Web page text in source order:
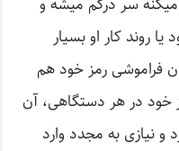
روند کار او بسیار
فراموشی رمز خود هم
خود در هر دستگاهی، آن
و نیازی به مجدد وارد